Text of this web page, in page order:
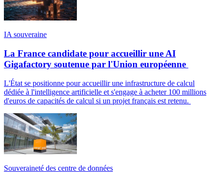
IA souveraine
La France candidate pour accueillir une AI
Gigafactory soutenue par l'Union européenne
L'État se positionne pour accueillir une infrastructure de calcul
dédiée à l'intelligence artificielle et s'engage à acheter 100 millions
d'euros de capacités de calcul si un projet français est retenu.
Souveraineté des centre de données